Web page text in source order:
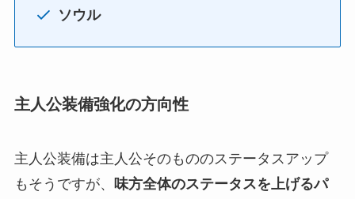
ソウル
主人公装備強化の方向性
主人公装備は主人公そのもののステータスアップ
もそうですが、 味方全体のステータスを上げるパ